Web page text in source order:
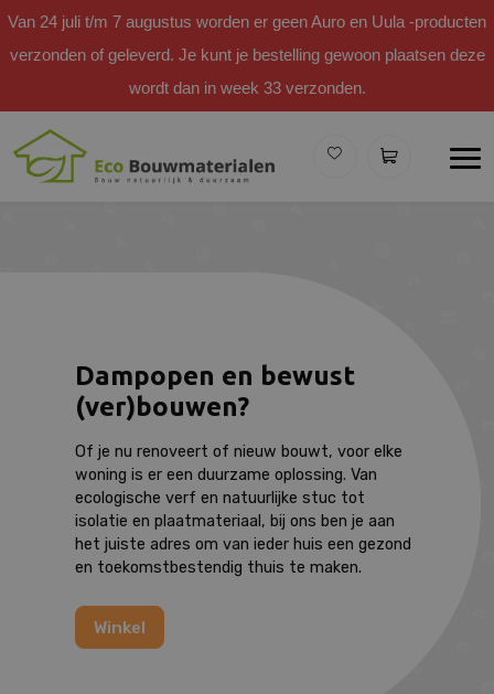
Van 24 juli t/m 7 augustus worden er geen Auro en Uula -producten
verzonden of geleverd. Je kunt je bestelling gewoon plaatsen deze
wordt dan in week 33 verzonden.
Dampopen en bewust
(ver)bouwen?
Of je nu renoveert of nieuw bouwt, voor elke
woning is er een duurzame oplossing. Van
ecologische verf en natuurlijke stuc tot
isolatie en plaatmateriaal, bij ons ben je aan
het juiste adres om van ieder huis een gezond
en toekomstbestendig thuis te maken.
Winkel